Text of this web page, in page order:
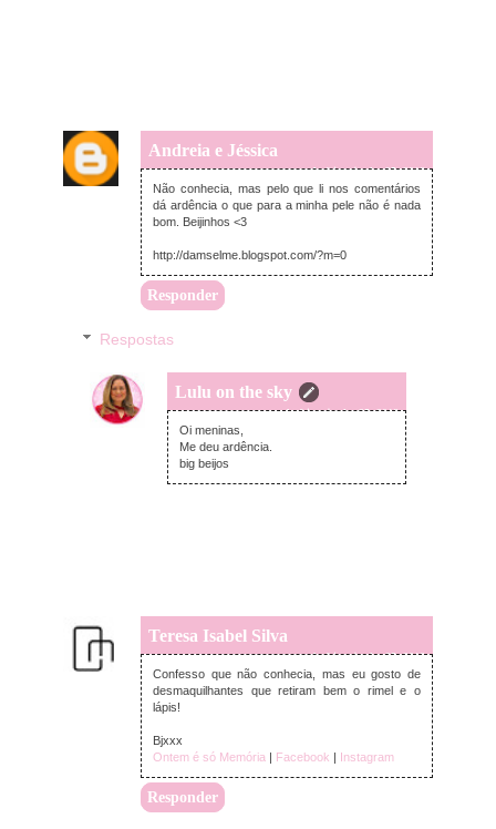
Andreia e Jéssica
segunda-feira, junho 25, 2018
Não conhecia, mas pelo que li nos comentários
dá ardência o que para a minha pele não é nada
bom. Beijinhos <3
http://damselme.blogspot.com/?m=0
Responder
Respostas
Lulu on the sky
segunda-feira, junho 25, 2018
Oi meninas,
Me deu ardência.
big beijos
Teresa Isabel Silva
segunda-feira, junho 25, 2018
Confesso que não conhecia, mas eu gosto de
desmaquilhantes que retiram bem o rimel e o
lápis!
Bjxxx
Ontem é só Memória | Facebook | Instagram
Responder